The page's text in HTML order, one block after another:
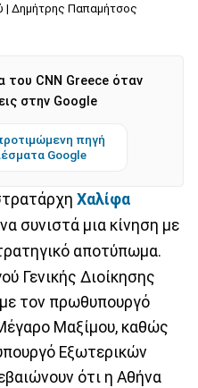
| Δημήτρης Παπαμήτσος
του CNN Greece όταν
στην Google
πηγή
Google
Χαλίφα
συνιστά μια κίνηση με
αποτύπωμα.
Γενικής Διοίκησης
τον πρωθυπουργό
Μαξίμου, καθώς
Εξωτερικών
ότι η Αθήνα